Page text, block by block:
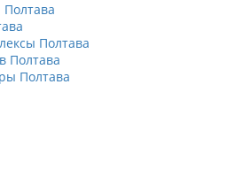
Полтава
Полтава
Полтава